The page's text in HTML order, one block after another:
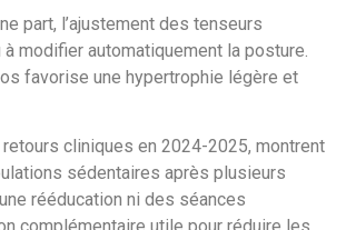
part, l’ajustement des tenseurs
modifier automatiquement la posture.
favorise une hypertrophie légère et
cliniques en 2024-2025, montrent
sédentaires après plusieurs
rééducation ni des séances